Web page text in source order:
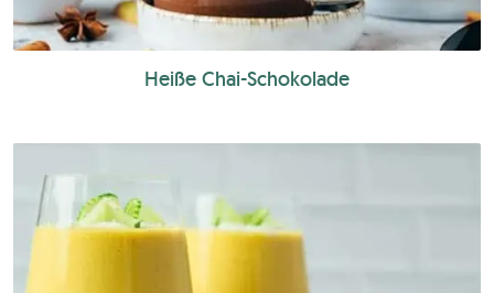
Heiße Chai-Schokolade